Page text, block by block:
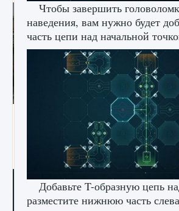
Как исправить текстовую ошибку
пользовательского интерфейса
Force Hawk Ops
9 августа 2024 1 945
Чтобы завершить
наведения, вам нужно будет
часть цепи над начальной
Добавьте T-образную цепь
разместите нижнюю часть